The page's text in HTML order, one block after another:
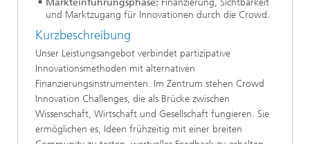
Markteinführungsphase: Finanzierung, Sichtbarkeit
und Marktzugang für Innovationen durch die Crowd.
Kurzbeschreibung
Unser Leistungsangebot verbindet partizipative
Innovationsmethoden mit alternativen
Finanzierungsinstrumenten. Im Zentrum stehen Crowd
Innovation Challenges, die als Brücke zwischen
Wissenschaft, Wirtschaft und Gesellschaft fungieren. Sie
ermöglichen es, Ideen frühzeitig mit einer breiten